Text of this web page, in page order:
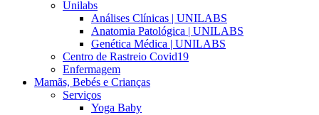
Unilabs
Análises Clínicas | UNILABS
Anatomia Patológica | UNILABS
Genética Médica | UNILABS
Centro de Rastreio Covid19
Enfermagem
Mamãs, Bebés e Crianças
Serviços
Yoga Baby